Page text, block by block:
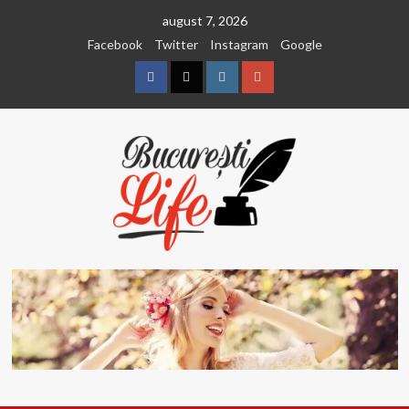
august 7, 2026
Facebook
Twitter Instagram Google
FacebookTwitterInstagramGoogle